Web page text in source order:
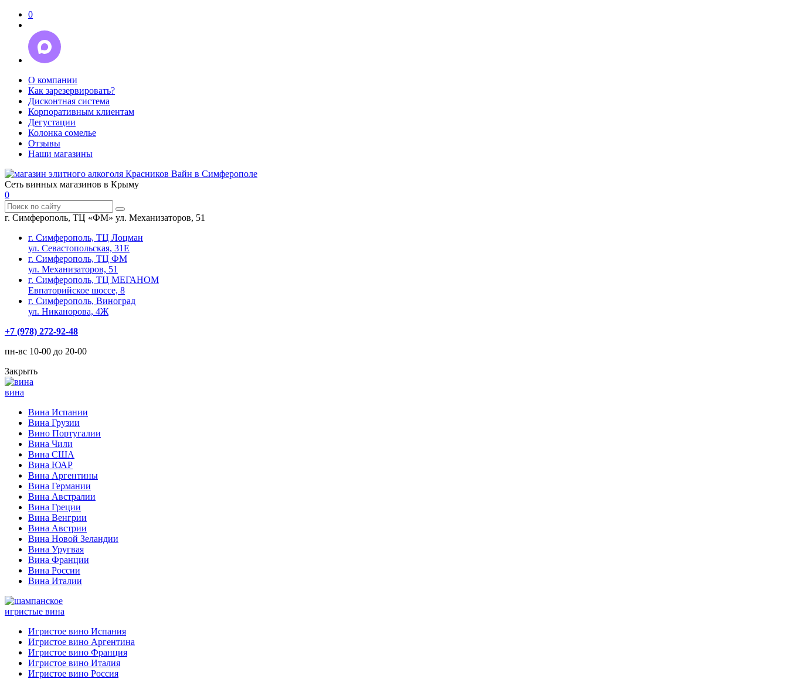
0
О компании
Как зарезервировать?
Дисконтная система
Корпоративным клиентам
Дегустации
Колонка сомелье
Отзывы
Наши магазины
Сеть винных магазинов в Крыму
0
г. Симферополь, ТЦ «ФМ» ул. Механизаторов, 51
г. Симферополь, ТЦ Лоцман
ул. Севастопольская, 31Е
г. Симферополь, ТЦ ФМ
ул. Механизаторов, 51
г. Симферополь, ТЦ МЕГАНОМ
Евпаторийское шоссе, 8
г. Симферополь, Виноград
ул. Никанорова, 4Ж
+7 (978) 272-92-48
пн-вс 10-00 до 20-00
Закрыть
вина
Вина Испании
Вина Грузии
Вино Португалии
Вина Чили
Вина США
Вина ЮАР
Вина Аргентины
Вина Германии
Вина Австралии
Вина Греции
Вина Венгрии
Вина Австрии
Вина Новой Зеландии
Вина Уругвая
Вина Франции
Вина России
Вина Италии
игристые вина
Игристое вино Испания
Игристое вино Аргентина
Игристое вино Франция
Игристое вино Италия
Игристое вино Россия